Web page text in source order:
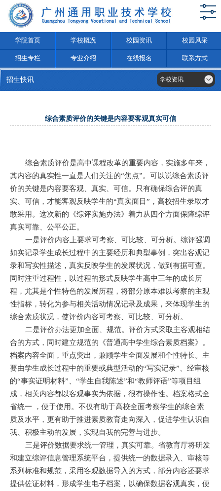
学院首页 学校概况 校园资讯 校园风采
招生专栏 专业介绍 在线报名 联系方式
招生快讯 学校资讯
综合素质评价的关键是内容要客观真实可信
综合素质评价是高中课程改革的重要内容，实施多年来，
其内容的真实性一直是人们关注的“焦点”。可以说综合素质评
价的关键是内容要客观、真实、可信。只有确保综合评的真
实、可信，才能客观反映学生的“真实面目”，高校招生录取才
敢采用。这次新的《综评实施办法》着力从四个方面保障综评
真实可靠、公平公正。
一是评价内容上要求可考察、可比较、可分析。综评强调
如实记录学生成长过程中的主要经历和典型事例，突出客观记
录和写实性描述，真实反映学生的发展状况，做到有据可查。
同时注重过程性，以过程的形式反映学生高中三年的成长历
程，尤其是个性特色的发展历程，将部分原本难以考察的主观
性指标，转化为参与相关活动情况记录及成果，来体现学生的
综合素质状况，使评价内容可考察、可比较、可分析。
二是评价办法更加全面、规范。评价方式采取主客观相结
合的方式，同时建立规范的《普通高中学生综合素质档案》。
档案内容全面，重点突出，兼顾学生全面发展和个性特长。主
要由学生成长过程中的重要或典型活动的“写实记录”、经审核
的“事实证明材料”、“学生自我陈述”和“教师评语”等项目组
成，相关内容都以客观事实为依据，很有操作性。档案格式全
省统一 ，便于使用。不仅有助于高校全面考察学生的综合素
质及水平，更有助于推进素质教育走向深入，促进学生认识自
我、积极主动的发展，实现自我的完善与进步。
三是评价数据要求统一管理，真实可靠。省教育厅将研发
和建立综评信息管理系统平台，提供统一的数据录入、审核等
系列标准和规范，采用客观数据导入的方式，部分内容还要求
提供佐证材料，形成学生电子档案，以确保数据客观真实，便